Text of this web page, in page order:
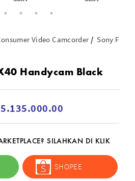
Video Camcorder Sony FDR-
Handycam Black
SILAHKAN DI KLIK
SHOPEE